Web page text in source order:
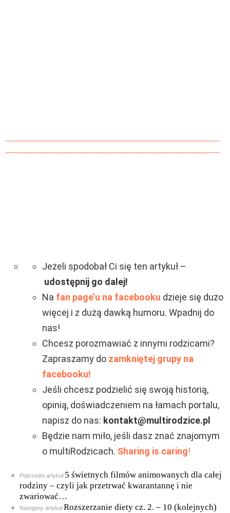
Jeżeli spodobał Ci się ten artykuł –
udostępnij go dalej!
Na fan page’u na facebooku dzieje się dużo
więcej i z dużą dawką humoru. Wpadnij do
nas!
Chcesz porozmawiać z innymi rodzicami?
Zapraszamy do zamkniętej grupy na
facebooku!
Jeśli chcesz podzielić się swoją historią,
opinią, doświadczeniem na łamach portalu,
napisz do nas: kontakt@multirodzice.pl
Będzie nam miło, jeśli dasz znać znajomym
o multiRodzicach. Sharing is caring!
Zobacz
więcej
Poprzedni artykuł 5 świetnych filmów animowanych dla całej
rodziny – czyli jak przetrwać kwarantannę i nie
zwariować…
Następny artykuł Rozszerzanie diety cz. 2. – 10 (kolejnych)